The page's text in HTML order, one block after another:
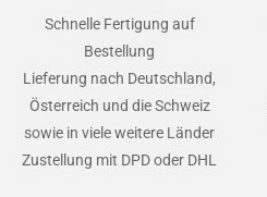
Schnelle Fertigung auf
Bestellung
Lieferung nach Deutschland,
Österreich und die Schweiz
sowie in viele weitere Länder
Zustellung mit DPD oder DHL